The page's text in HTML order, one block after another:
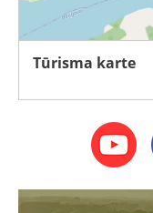
Tūrisma karte